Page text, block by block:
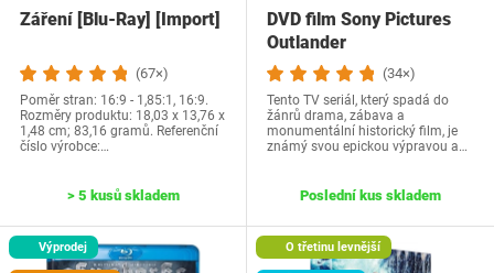
Záření [Blu-Ray] [Import]
(67×)
Poměr stran: 16:9 - 1,85:1, 16:9.
Rozměry produktu: 18,03 x 13,76 x
1,48 cm; 83,16 gramů. Referenční
číslo výrobce:…
> 5 kusů skladem
DVD film Sony Pictures
Outlander
(34×)
Tento TV seriál, který spadá do
žánrů drama, zábava a
monumentální historický film, je
známý svou epickou výpravou a…
Poslední kus skladem
Výprodej O třetinu levnější